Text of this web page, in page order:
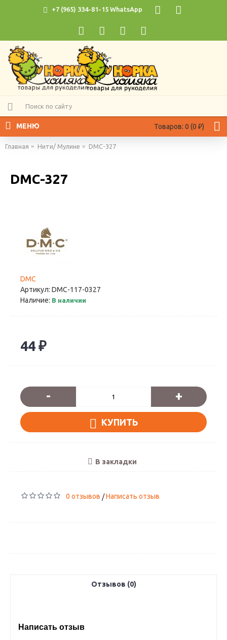
+7 (965) 334-81-15 WhatsApp
Товаров: 0 (0 ₽)
МЕНЮ
Главная Нити/ Мулине DMC-327
DMC-327
DMC
Артикул: DMC-117-0327
Наличие: В наличии
44 ₽
- +
КУПИТЬ
В закладки
0 отзывов /Написать отзыв
Отзывов (0)
Написать отзыв